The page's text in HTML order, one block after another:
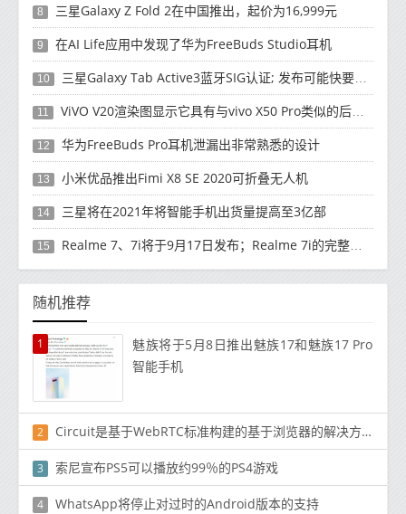
8 三星Galaxy Z Fold 2在中国推出，起价为16,999元
9 在AI Life应用中发现了华为FreeBuds Studio耳机
10 三星Galaxy Tab Active3蓝牙SIG认证; 发布可能快要结束了
11 ViVO V20渲染图显示它具有与vivo X50 Pro类似的后部设计
12 华为FreeBuds Pro耳机泄漏出非常熟悉的设计
13 小米优品推出Fimi X8 SE 2020可折叠无人机
14 三星将在2021年将智能手机出货量提高至3亿部
15 Realme 7、7i将于9月17日发布；Realme 7i的完整规格并导致泄漏
随机推荐
1
魅族将于5月8日推出魅族17和魅族17 Pro
智能手机
2 Circuit是基于WebRTC标准构建的基于浏览器的解决方案
3 索尼宣布PS5可以播放约99％的PS4游戏
4 WhatsApp将停止对过时的Android版本的支持